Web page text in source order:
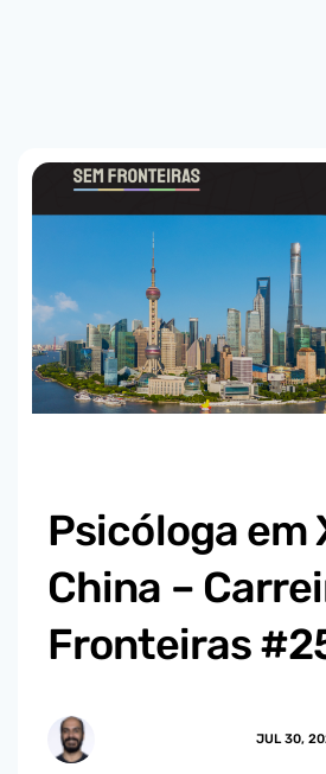
Psicóloga em
China –
Fronteiras
JUL 30,